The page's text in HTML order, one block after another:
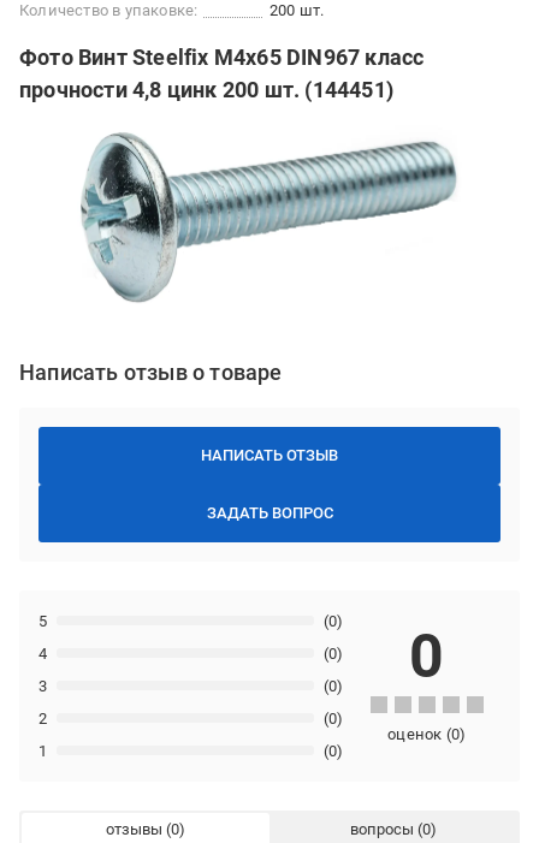
Количество в упаковке:
200 шт.
Фото Винт Steelfix М4х65 DIN967 класс
прочности 4,8 цинк 200 шт. (144451)
Написать отзыв о товаре
НАПИСАТЬ ОТЗЫВ
ЗАДАТЬ ВОПРОС
1 (0)
2 (0)
3 (0)
4 (0)
5 (0)
0
оценок (0)
отзывы вопросы